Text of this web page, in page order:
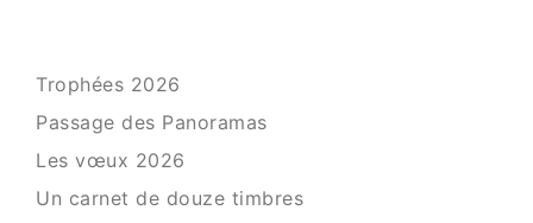
Trophées 2026
Passage des Panoramas
Les vœux 2026
Un carnet de douze timbres